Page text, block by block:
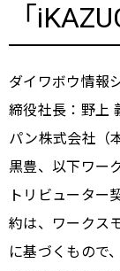
「
ダイワボウ情報
締役社長：野上
パン株式会社（
黒豊、以下ワー
トリビューター
約は、ワークス
に基づくもので